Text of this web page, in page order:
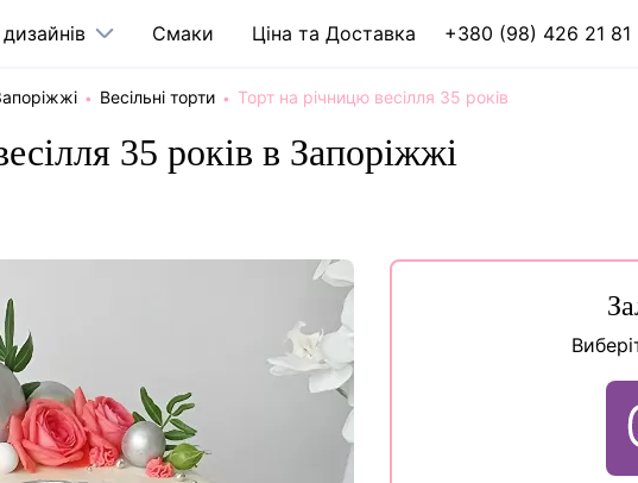
Cмаки Ціна та Доставка +380 (98) 426 21 81
Весільні торти Торт на річницю весілля 35 років
35 років в Запоріжжі